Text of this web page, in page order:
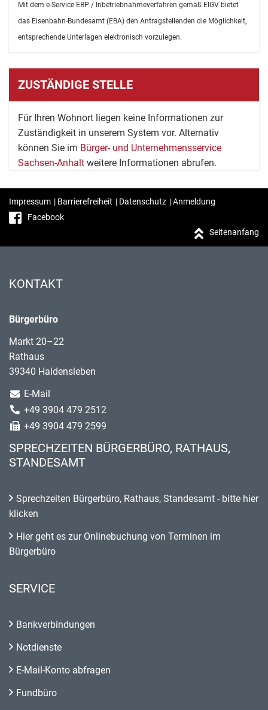
Mit dem e-Service EBP / Inbetriebnahmeverfahren gemäß EIGV bietet
das Eisenbahn-Bundesamt (EBA) den Antragstellenden die Möglichkeit,
entsprechende Unterlagen elektronisch vorzulegen.
ZUSTÄNDIGE STELLE
Für Ihren Wohnort liegen keine Informationen zur
Zuständigkeit in unserem System vor. Alternativ
können Sie im Bürger- und Unternehmensservice
Sachsen-Anhalt weitere Informationen abrufen.
Impressum | Barrierefreiheit | Datenschutz |Anmeldung
Facebook
Seitenanfang
KONTAKT
Bürgerbüro
Markt 20–22
Rathaus
39340 Haldensleben
E-Mail
+49 3904 479 2512
+49 3904 479 2599
SPRECHZEITEN BÜRGERBÜRO, RATHAUS,
STANDESAMT
Sprechzeiten Bürgerbüro, Rathaus, Standesamt - bitte hier
klicken
Hier geht es zur Onlinebuchung von Terminen im
Bürgerbüro
SERVICE
Bankverbindungen
Notdienste
E-Mail-Konto abfragen
Fundbüro